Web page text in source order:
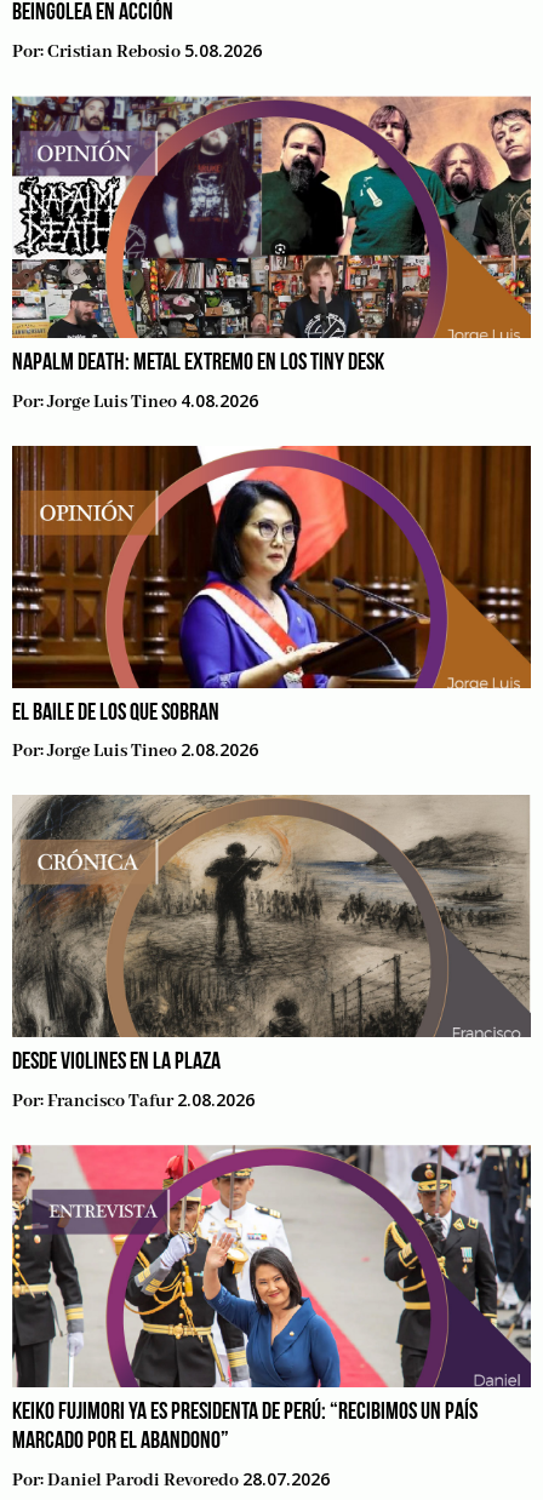
BEINGOLEA EN ACCIÓN
Por:Cristian Rebosio 5.08.2026
NAPALM DEATH: METAL EXTREMO EN LOS TINY DESK
Por:Jorge Luis Tineo 4.08.2026
EL BAILE DE LOS QUE SOBRAN
Por:Jorge Luis Tineo 2.08.2026
DESDE VIOLINES EN LA PLAZA
Por:Francisco Tafur 2.08.2026
KEIKO FUJIMORI YA ES PRESIDENTA DE PERÚ: “RECIBIMOS UN PAÍS
MARCADO POR EL ABANDONO”
Por:Daniel Parodi Revoredo 28.07.2026